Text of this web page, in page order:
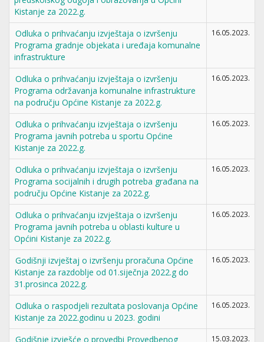
Kistanje za 2022.g.
Odluka o prihvaćanju izvještaja o izvršenju
Programa gradnje objekata i uređaja komunalne
infrastrukture
16.05.2023.
Odluka o prihvaćanju izvještaja o izvršenju
Programa održavanja komunalne infrastrukture
na području Općine Kistanje za 2022.g.
16.05.2023.
Odluka o prihvaćanju izvještaja o izvršenju
Programa javnih potreba u sportu Općine
Kistanje za 2022.g.
16.05.2023.
Odluka o prihvaćanju izvještaja o izvršenju
Programa socijalnih i drugih potreba građana na
području Općine Kistanje za 2022.g.
16.05.2023.
Odluka o prihvaćanju izvještaja o izvršenju
Programa javnih potreba u oblasti kulture u
Općini Kistanje za 2022.g.
16.05.2023.
Godišnji izvještaj o izvršenju proračuna Općine
Kistanje za razdoblje od 01.siječnja 2022.g do
31.prosinca 2022.g.
16.05.2023.
Odluka o raspodjeli rezultata poslovanja Općine
Kistanje za 2022.godinu u 2023. godini
16.05.2023.
Godišnje izvješće o provedbi Provedbenog
15.03.2023.